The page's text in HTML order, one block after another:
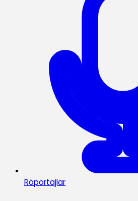
Röportajlar